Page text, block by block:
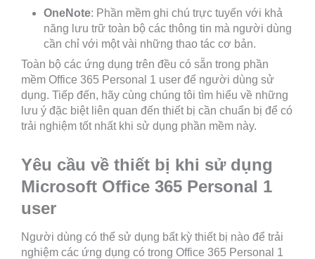
OneNote: Phần mềm ghi chú trực tuyến với khả
năng lưu trữ toàn bộ các thông tin mà người dùng
cần chỉ với một vài những thao tác cơ bản.
Toàn bộ các ứng dụng trên đều có sẵn trong phần
mềm Office 365 Personal 1 user để người dùng sử
dụng. Tiếp đến, hãy cùng chúng tôi tìm hiểu về những
lưu ý đặc biệt liên quan đến thiết bị cần chuẩn bị để có
trải nghiệm tốt nhất khi sử dụng phần mềm này.
Yêu cầu về thiết bị khi sử dụng
Microsoft Office 365 Personal 1
user
Người dùng có thể sử dụng bất kỳ thiết bị nào để trải
nghiệm các ứng dụng có trong Office 365 Personal 1